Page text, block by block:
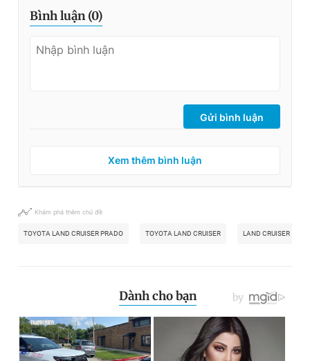
Bình luận (0)
Gửi bình luận
Xem thêm bình luận
Khám phá thêm chủ đề
TOYOTA LAND CRUISER PRADO TOYOTA LAND CRUISER LAND CRUISER